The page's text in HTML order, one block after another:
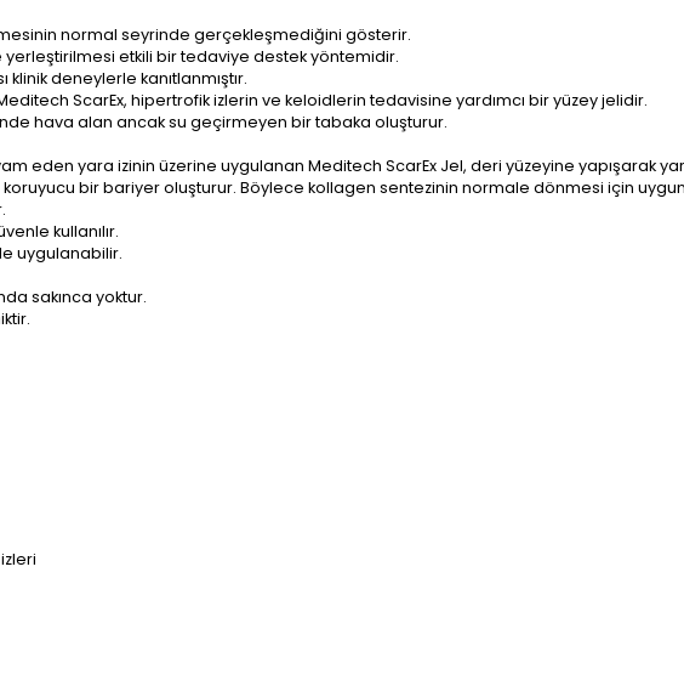
normal seyrinde gerçekleşmediğini gösterir.
etkili bir tedaviye destek yöntemidir.
deneylerle kanıtlanmıştır.
ScarEx, hipertrofik izlerin ve keloidlerin tedavisine yardımcı bir yüzey jelidir.
hava alan ancak su geçirmeyen bir tabaka oluşturur.
eden yara izinin üzerine uygulanan Meditech ScarEx Jel, deri yüzeyine yapışarak
bir bariyer oluşturur. Böylece kollagen sentezinin normale dönmesi için
kullanılır.
uygulanabilir.
sakınca yoktur.